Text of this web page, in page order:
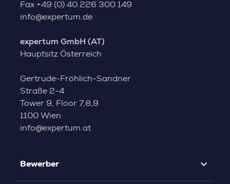
Fax +49 (0) 40 226 300 149
info@expertum.de
expertum GmbH (AT)
Hauptsitz Österreich
Gertrude-Fröhlich-Sandner
Straße 2-4
Tower 9, Floor 7,8,9
1100 Wien
info@expertum.at
Bewerber